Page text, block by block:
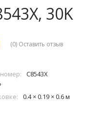
30K
(0) Оставить отзыв
C8543X
0.4 × 0.19 × 0.6 м